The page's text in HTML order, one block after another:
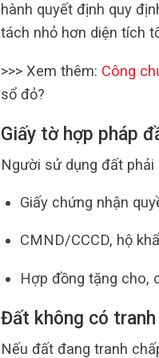
hành quyết định quy
tách nhỏ hơn diện tích
>>> Xem thêm: Công
sổ đỏ?
Giấy tờ hợp pháp
Người sử dụng đất phải
Giấy chứng nhận
CMND/CCCD, hộ
Hợp đồng tặng cho,
Đất không có
Nếu đất đang tranh